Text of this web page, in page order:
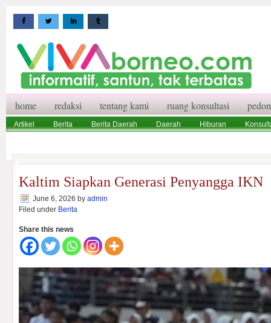
home redaksi tentang kami ruang konsultasi
Artikel Berita Berita Daerah Daerah Hiburan
Kaltim Siapkan Generasi Penyangga IKN
June 6, 2026 by admin
Filed under Berita
Share this news